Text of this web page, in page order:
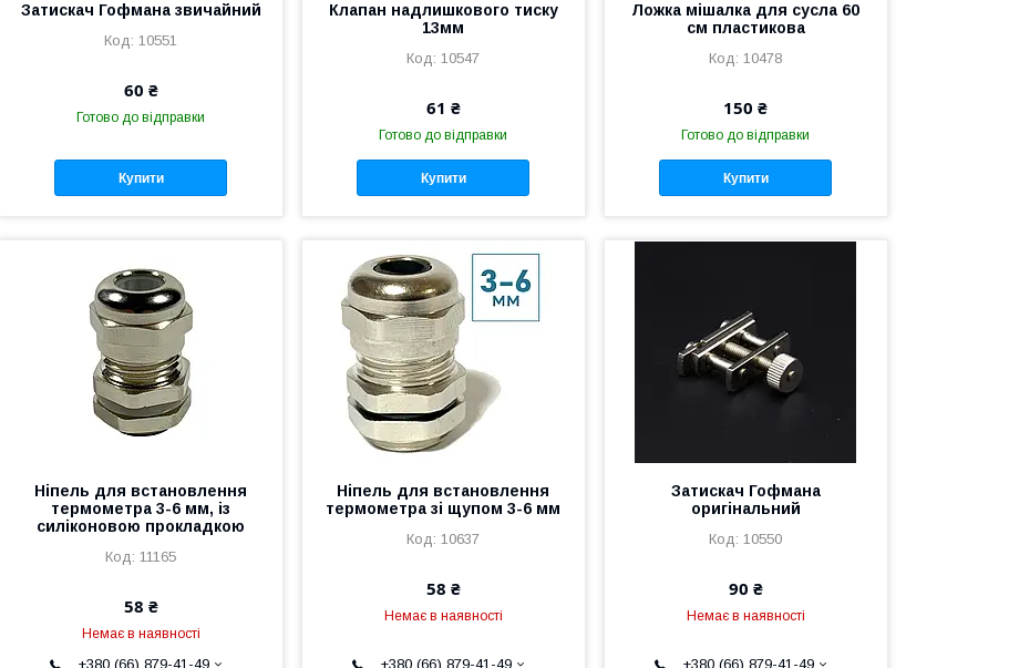
Затискач Гофмана звичайний
10551
60 ₴
Готово до відправки
Купити
Клапан надлишкового тиску
13мм
10547
61 ₴
Готово до відправки
Купити
Ложка мішалка для сусла 60
см пластикова
10478
150 ₴
Готово до відправки
Купити
Ніпель для встановлення
термометра 3-6 мм, із
силіконовою прокладкою
11165
58 ₴
Немає в наявності
+380 (66) 879-41-49
Ніпель для встановлення
термометра зі щупом 3-6 мм
10637
58 ₴
Немає в наявності
+380 (66) 879-41-49
Затискач Гофмана
оригінальний
10550
90 ₴
Немає в наявності
+380 (66) 879-41-49